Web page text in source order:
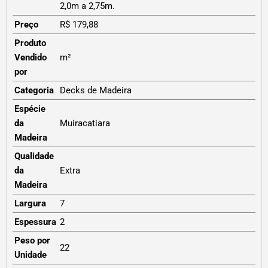
2,0m a 2,75m.
Preço
R$ 179,88
Produto
Vendido
por
m²
Categoria
Decks de Madeira
Espécie
da
Madeira
Muiracatiara
Qualidade
da
Madeira
Extra
Largura
7
Espessura 2
Peso por
Unidade
22